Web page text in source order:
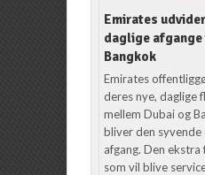
Emirates
daglige
Bangkok
Emirates
deres nye, daglige
mellem Dubai og
bliver den syvende
afgang. Den ekstra
som vil blive